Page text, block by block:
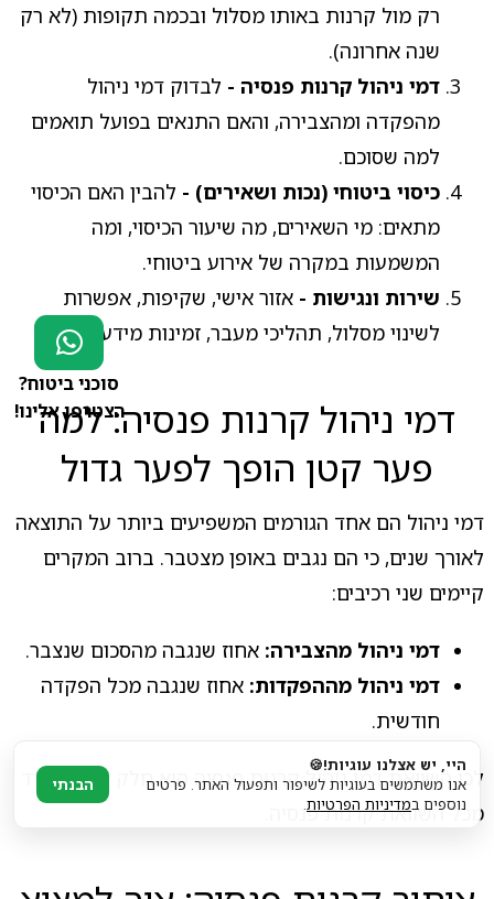
רק מול קרנות באותו מסלול ובכמה תקופות (לא רק
שנה אחרונה).
דמי ניהול קרנות פנסיה - לבדוק דמי ניהול
מהפקדה ומהצבירה, והאם התנאים בפועל תואמים
למה שסוכם.
כיסוי ביטוחי (נכות ושאירים) - להבין האם הכיסוי
מתאים: מי השאירים, מה שיעור הכיסוי, ומה
המשמעות במקרה של אירוע ביטוחי.
שירות ונגישות - אזור אישי, שקיפות, אפשרות
לשינוי מסלול, תהליכי מעבר, זמינות מידע ודוחות.
דמי ניהול קרנות פנסיה: למה
פער קטן הופך לפער גדול
דמי ניהול הם אחד הגורמים המשפיעים ביותר על התוצאה
לאורך שנים, כי הם נגבים באופן מצטבר. ברוב המקרים
קיימים שני רכיבים:
דמי ניהול מהצבירה: אחוז שנגבה מהסכום שנצבר.
דמי ניהול מההפקדות: אחוז שנגבה מכל הפקדה
חודשית.
לכן השוואת דמי ניהול קרנות פנסיה היא חלק בלתי נפרד
מכל השוואת קרנות פנסיה.
סוכני ביטוח?
הצטרפו אלינו!
היי, יש אצלנו עוגיות!🍪
אנו משתמשים בעוגיות לשיפור ותפעול האתר. פרטים
נוספים במדיניות הפרטיות.
הבנתי